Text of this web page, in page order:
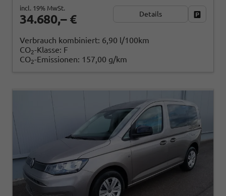
34.680,– €
incl. 19% MwSt.
Details
Verbrauch kombiniert: 6,90 l/100km
CO2-Klasse: F
CO2-Emissionen: 157,00 g/km